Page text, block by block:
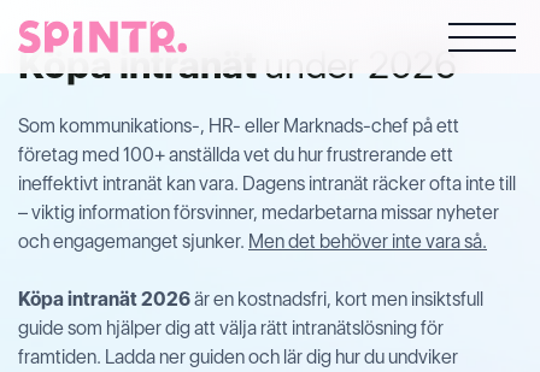
Köpa intranät under 2026
Som kommunikations-, HR- eller Marknads-chef på ett
företag med 100+ anställda vet du hur frustrerande ett
ineffektivt intranät kan vara. Dagens intranät räcker ofta inte till
– viktig information försvinner, medarbetarna missar nyheter
och engagemanget sjunker. Men det behöver inte vara så.
Köpa intranät 2026är en kostnadsfri, kort men insiktsfull
guide som hjälper dig att välja rätt intranätslösning för
framtiden. Ladda ner guiden och lär dig hur du undviker